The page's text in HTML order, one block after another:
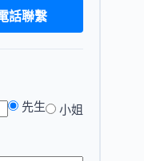
話聯繫
先生 小姐